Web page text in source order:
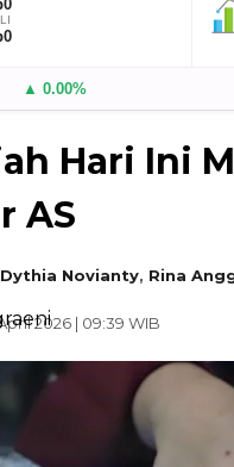
▲ 0.00%
Hari Ini
AS
Dythia Novianty, Rina
2026 | 09:39 WIB